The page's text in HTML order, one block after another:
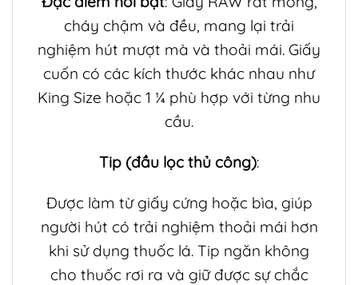
cháy chậm và đều, mang lại trải
nghiệm hút mượt mà và thoải mái. Giấy
cuốn có các kích thước khác nhau như
King Size hoặc 1 ¼ phù hợp với từng nhu
cầu.
Tip (đầu lọc thủ công):
Được làm từ giấy cứng hoặc bìa, giúp
người hút có trải nghiệm thoải mái hơn
khi sử dụng thuốc lá. Tip ngăn không
cho thuốc rơi ra và giữ được sự chắc